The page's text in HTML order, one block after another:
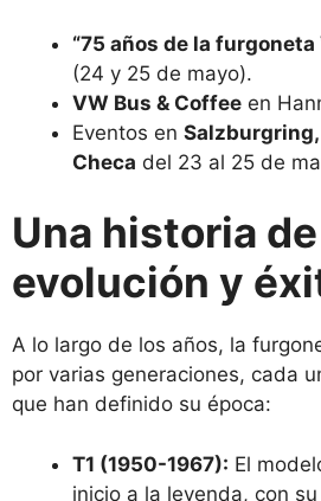
“75 años de la furgoneta
(24 y 25 de mayo).
VW Bus & Coffee en
Eventos en Salzburgring,
Checa del 23 al 25 de
Una historia de
evolución y
A lo largo de los años, la
por varias generaciones, cada
que han definido su época:
T1 (1950-1967): El
inicio a la leyenda, con